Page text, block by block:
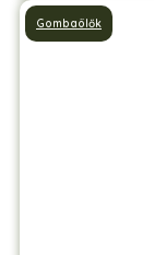
Gombaölők